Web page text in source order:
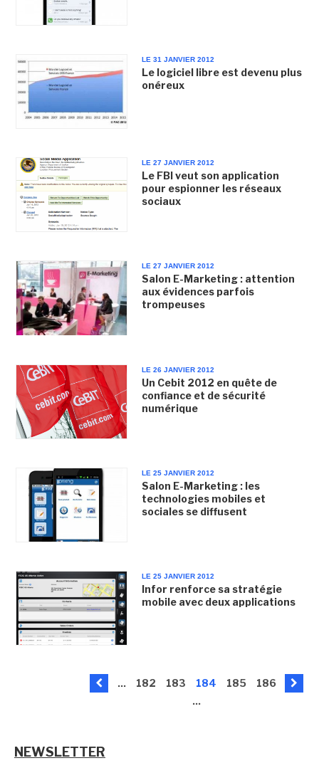
LE 31 JANVIER 2012
Le logiciel libre est devenu plus
onéreux
LE 27 JANVIER 2012
Le FBI veut son application
pour espionner les réseaux
sociaux
LE 27 JANVIER 2012
Salon E-Marketing : attention
aux évidences parfois
trompeuses
LE 26 JANVIER 2012
Un Cebit 2012 en quête de
confiance et de sécurité
numérique
LE 25 JANVIER 2012
Salon E-Marketing : les
technologies mobiles et
sociales se diffusent
LE 25 JANVIER 2012
Infor renforce sa stratégie
mobile avec deux applications
... 182 183 184 185
186
...
NEWSLETTER